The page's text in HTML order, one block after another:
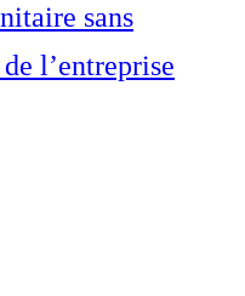
sans
l’entreprise